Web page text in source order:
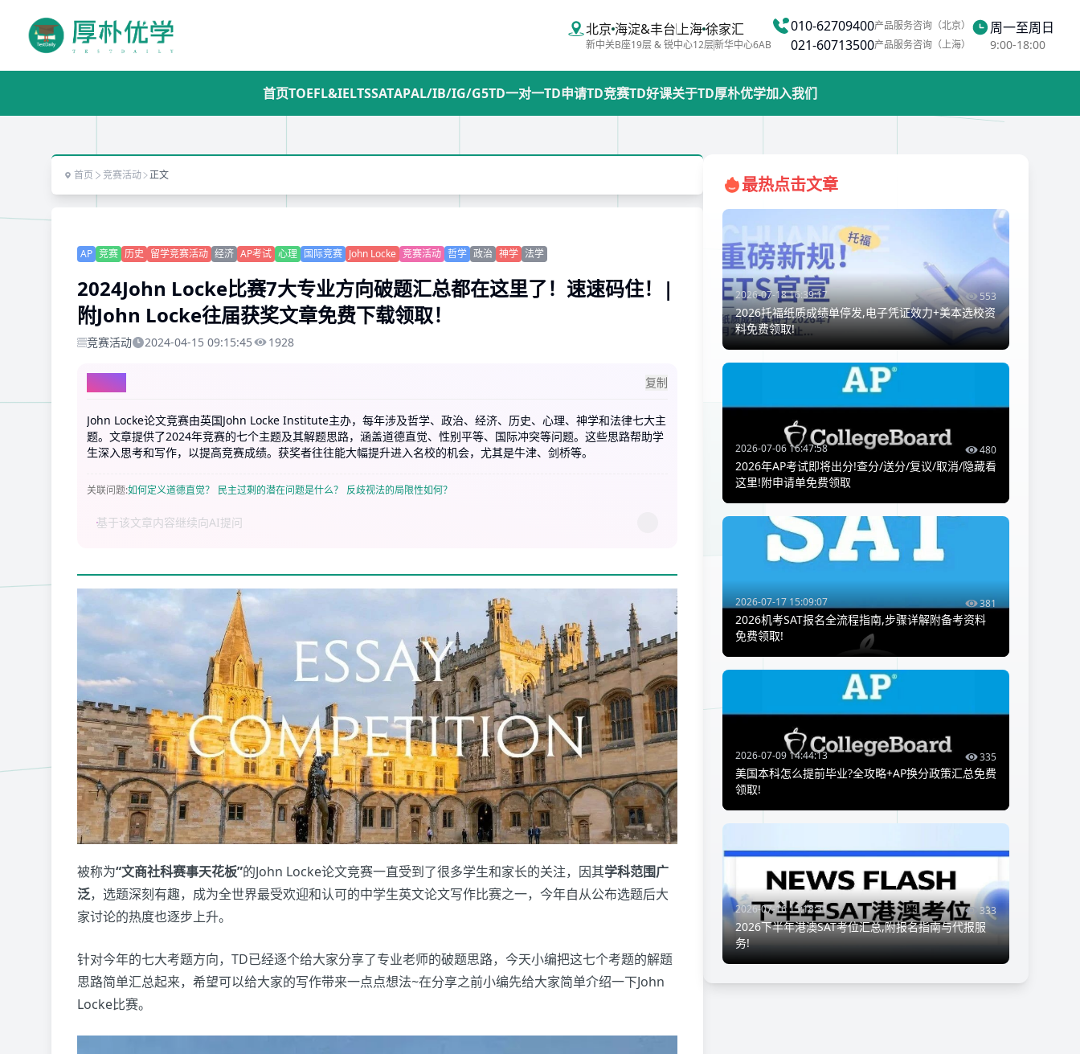
北京 海淀&丰台上海徐家汇
新中关B座19层 & 锐中心12层新华中心6AB
010-62709400产品服务咨询（北京）
021-60713500产品服务咨询（上海）
周一至周日
9:00-18:00
首页TOEFL&IELTSSATAPAL/IB/IG/G5TD一对一TD申请TD竞赛TD好课关于TD厚朴优学加入我们
首页 竞赛活动 正文
AP 竞赛 历史 留学竞赛活动 经济 AP考试 心理 国际竞赛 John Locke 竞赛活动 哲学 政治 神学 法学
2024John Locke比赛7大专业方向破题汇总都在这里了！速速码住！|
附John Locke往届获奖文章免费下载领取！
竞赛活动 2024-04-15 09:15:45 1928
AI总结 复制
John Locke论文竞赛由英国John Locke Institute主办，每年涉及哲学、政治、经济、历史、心理、神学和法律七大主
题。文章提供了2024年竞赛的七个主题及其解题思路，涵盖道德直觉、性别平等、国际冲突等问题。这些思路帮助学
生深入思考和写作，以提高竞赛成绩。获奖者往往能大幅提升进入名校的机会，尤其是牛津、剑桥等。
关联问题:如何定义道德直觉？ 民主过剩的潜在问题是什么？ 反歧视法的局限性如何？
被称为“文商社科赛事天花板”的John Locke论文竞赛一直受到了很多学生和家长的关注，因其学科范围广
泛，选题深刻有趣，成为全世界最受欢迎和认可的中学生英文论文写作比赛之一，今年自从公布选题后大
家讨论的热度也逐步上升。
针对今年的七大考题方向，TD已经逐个给大家分享了专业老师的破题思路，今天小编把这七个考题的解题
思路简单汇总起来，希望可以给大家的写作带来一点点想法~在分享之前小编先给大家简单介绍一下John
Locke比赛。
最热点击文章
2026-07-18 16:39:17 553
2026托福纸质成绩单停发,电子凭证效力+美本选校资
料免费领取!
2026-07-06 16:47:58 480
2026年AP考试即将出分!查分/送分/复议/取消/隐藏看
这里!附申请单免费领取
2026-07-17 15:09:07 381
2026机考SAT报名全流程指南,步骤详解附备考资料
免费领取!
2026-07-09 14:44:13 335
美国本科怎么提前毕业?全攻略+AP换分政策汇总免费
领取!
2026-07-16 15:18:31 333
2026下半年港澳SAT考位汇总,附报名指南与代报服
务!